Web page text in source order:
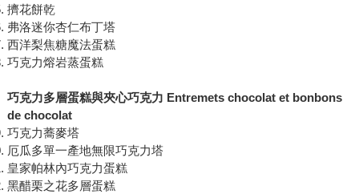
擠花餅乾
弗洛迷你杏仁布丁塔
西洋梨焦糖魔法蛋糕
巧克力熔岩蒸蛋糕
巧克力多層蛋糕與夾心巧克力 Entremets chocolat et bonbons
de chocolat
巧克力蕎麥塔
厄瓜多單一產地無限巧克力塔
皇家帕林內巧克力蛋糕
黑醋栗之花多層蛋糕